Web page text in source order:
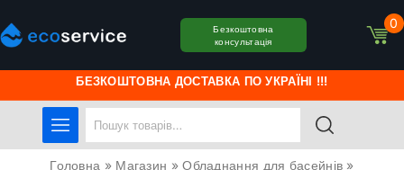
БЕЗКОШТОВНА ДОСТАВКА ПО УКРАЇНІ !!!
Безкоштовна
консультація
0
Головна » Магазин »Обладнання для басейнів »